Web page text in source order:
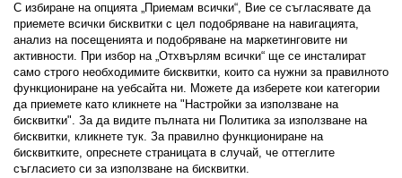
Последвайте ни:
FacebookTwitterYoutubePinterestInstagram
Политика за използване на бисквитки (Cookies)
С избиране на опцията „Приемам всички“, Вие се съгласявате да
приемете всички бисквитки с цел подобряване на навигацията,
анализ на посещенията и подобряване на маркетинговите ни
активности. При избор на „Отхвърлям всички“ ще се инсталират
само строго необходимитe бисквитки, които са нужни за правилното
функциониране на уебсайта ни. Можете да изберете кои категории
да приемете като кликнете на "Настройки за използване на
бисквитки". За да видите пълната ни Политика за използване на
бисквитки, кликнете тук. За правилно функциониране на
бисквитките, опреснете страницата в случай, че оттеглите
съгласието си за използване на бисквитки.